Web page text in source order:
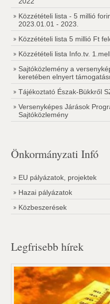
Közzétételi lista - 5 millió
2023.01.01 - 2023.
Közzétételi lista 5 millió Ft
Közzétételi lista Info.tv.
Sajtóközlemény a
keretében elnyert
Tájékoztató Észak-Bükkről
Versenyképes Járások
Sajtóközlemény
Önkormányzati Infó
EU pályázatok, projektek
Hazai pályázatok
Közbeszerések
Legfrisebb hírek